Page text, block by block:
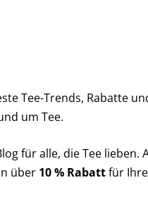
Tee-Trends, Rabatte
um Tee.
für alle, die Tee lieben.
über 10 % Rabattfür